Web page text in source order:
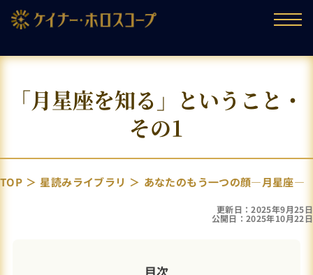
「月星座を知る」ということ・
その1
TOP 星読みライブラリ あなたのもう一つの顔―月星座―
更新日：2025年9月25日
公開日：2025年10月22日
目次